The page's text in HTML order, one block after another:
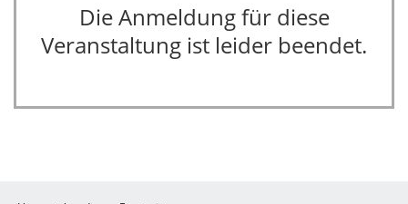
Die Anmeldung für diese
Veranstaltung ist leider beendet.